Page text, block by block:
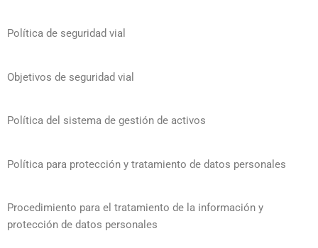
Política de seguridad vial
Objetivos de seguridad vial
Política del sistema de gestión de activos
Política para protección y tratamiento de datos personales
Procedimiento para el tratamiento de la información y
protección de datos personales